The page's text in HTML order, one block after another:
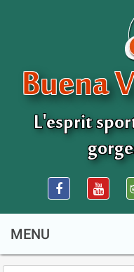
Buena
L'esprit